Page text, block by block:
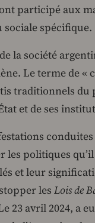
participé aux
spécifique.
la société
Le terme de «
traditionnels du
et de ses
les politiques
et leur
les Lois de
23 avril 2024, a